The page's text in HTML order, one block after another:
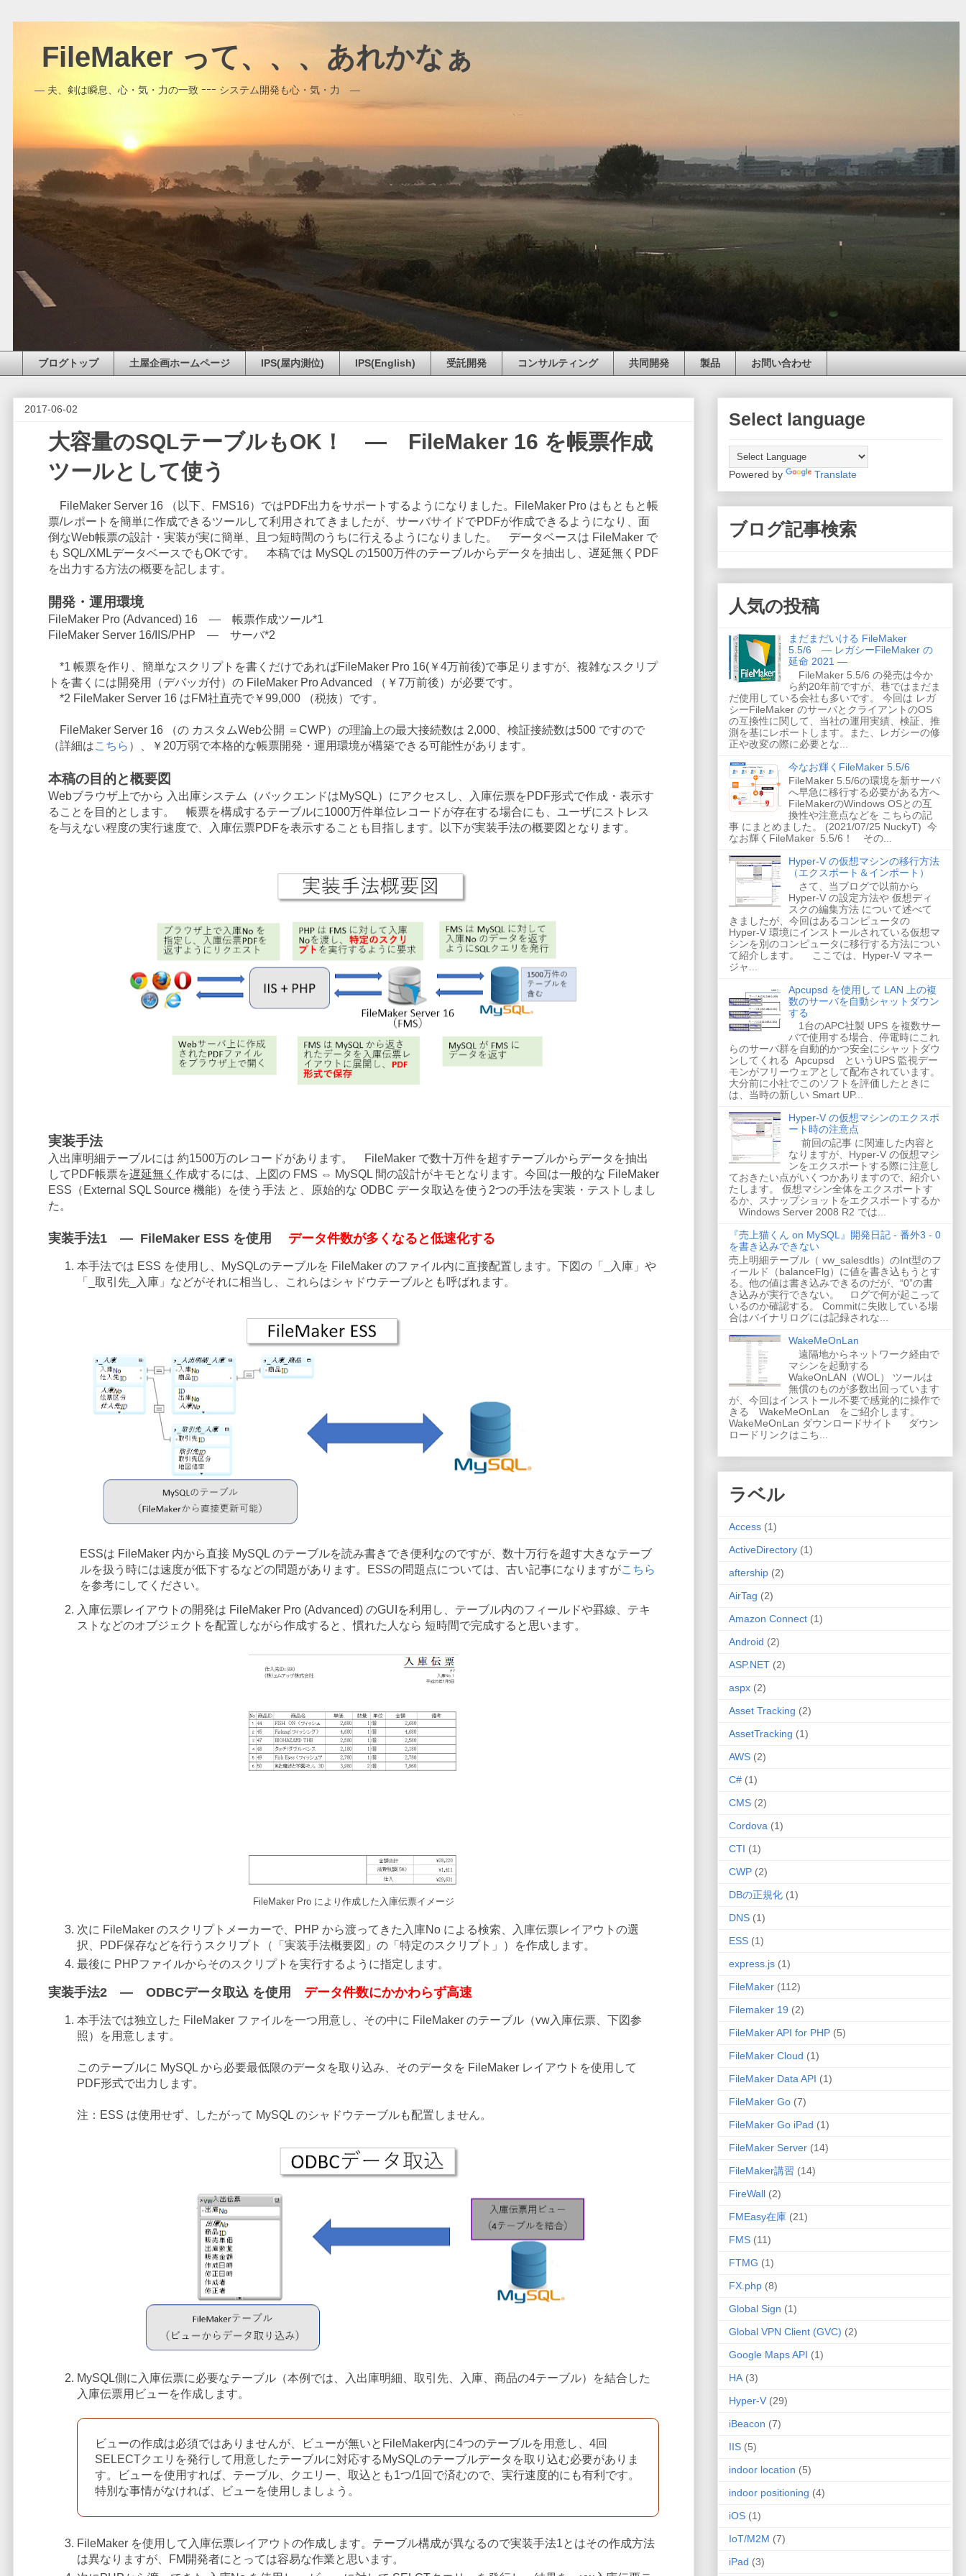
FileMaker って、、、あれかなぁ
― 夫、剣は瞬息、心・気・力の一致 ｰｰｰ システム開発も心・気・力 ―
ブログトップ 土屋企画ホームページ IPS(屋内測位) IPS(English) 受託開発 コンサルティング 共同開発 製品 お問い合わせ
2017-06-02
大容量のSQLテーブルもOK！ ― FileMaker 16 を帳票作成
ツールとして使う
FileMaker Server 16 （以下、FMS16）ではPDF出力をサポートするようになりました。FileMaker Pro はもともと帳
票/レポートを簡単に作成できるツールして利用されてきましたが、サーバサイドでPDFが作成できるようになり、面
倒なWeb帳票の設計・実装が実に簡単、且つ短時間のうちに行えるようになりました。 データベースは FileMaker で
も SQL/XMLデータベースでもOKです。 本稿では MySQL の1500万件のテーブルからデータを抽出し、遅延無くPDF
を出力する方法の概要を記します。
開発・運用環境
FileMaker Pro (Advanced) 16 ― 帳票作成ツール*1
FileMaker Server 16/IIS/PHP ― サーバ*2
*1 帳票を作り、簡単なスクリプトを書くだけであればFileMaker Pro 16(￥4万前後)で事足りますが、複雑なスクリプ
トを書くには開発用（デバッガ付）の FileMaker Pro Advanced （￥7万前後）が必要です。
*2 FileMaker Server 16 はFM社直売で￥99,000 （税抜）です。
FileMaker Server 16 （の カスタムWeb公開 ＝CWP）の理論上の最大接続数は 2,000、検証接続数は500 ですので
（詳細はこちら ）、￥20万弱で本格的な帳票開発・運用環境が構築できる可能性があります。
本稿の目的と概要図
Webブラウザ上でから 入出庫システム（バックエンドはMySQL）にアクセスし、入庫伝票をPDF形式で作成・表示す
ることを目的とします。 帳票を構成するテーブルに1000万件単位レコードが存在する場合にも、ユーザにストレス
を与えない程度の実行速度で、入庫伝票PDFを表示することも目指します。以下が実装手法の概要図となります。
実装手法
入出庫明細テーブルには 約1500万のレコードがあります。 FileMaker で数十万件を超すテーブルからデータを抽出
してPDF帳票を遅延無く 作成するには、上図の FMS ⇔ MySQL 間の設計がキモとなります。今回は一般的な FileMaker
ESS（External SQL Source 機能）を使う手法 と、原始的な ODBC データ取込を使う2つの手法を実装・テストしまし
た。
実装手法1 ― FileMaker ESS を使用 データ件数が多くなると低速化する
本手法では ESS を使用し、MySQLのテーブルを FileMaker のファイル内に直接配置します。下図の「_入庫」や
「_取引先_入庫」などがそれに相当し、これらはシャドウテーブルとも呼ばれます。
ESSは FileMaker 内から直接 MySQL のテーブルを読み書きでき便利なのですが、数十万行を超す大きなテーブ
ルを扱う時には速度が低下するなどの問題があります。ESSの問題点については、古い記事になりますがこちら
を参考にしてください。
入庫伝票レイアウトの開発は FileMaker Pro (Advanced) のGUIを利用し、テーブル内のフィールドや罫線、テキ
ストなどのオブジェクトを配置しながら作成すると、慣れた人なら 短時間で完成すると思います。
FileMaker Pro により作成した入庫伝票イメージ
次に FileMaker のスクリプトメーカーで、PHP から渡ってきた入庫No による検索、入庫伝票レイアウトの選
択、PDF保存などを行うスクリプト（「実装手法概要図」の「特定のスクリプト」）を作成します。
最後に PHPファイルからそのスクリプトを実行するように指定します。
実装手法2 ― ODBCデータ取込 を使用 データ件数にかかわらず高速
本手法では独立した FileMaker ファイルを一つ用意し、その中に FileMaker のテーブル（vw入庫伝票、下図参
照）を用意します。
このテーブルに MySQL から必要最低限のデータを取り込み、そのデータを FileMaker レイアウトを使用して
PDF形式で出力します。
注：ESS は使用せず、したがって MySQL のシャドウテーブルも配置しません。
MySQL側に入庫伝票に必要なテーブル（本例では、入出庫明細、取引先、入庫、商品の4テーブル）を結合した
入庫伝票用ビューを作成します。
ビューの作成は必須ではありませんが、ビューが無いとFileMaker内に4つのテーブルを用意し、4回
SELECTクエリを発行して用意したテーブルに対応するMySQLのテーブルデータを取り込む必要がありま
す。ビューを使用すれば、テーブル、クエリー、取込とも1つ/1回で済むので、実行速度的にも有利です。
特別な事情がなければ、ビューを使用しましょう。
FileMaker を使用して入庫伝票レイアウトの作成します。テーブル構成が異なるので実装手法1とはその作成方法
は異なりますが、FM開発者にとっては容易な作業と思います。
Select language
Powered by Translate
ブログ記事検索
人気の投稿
まだまだいける FileMaker
5.5/6 ― レガシーFileMaker の
延命 2021 ―
FileMaker 5.5/6 の発売は今か
ら約20年前ですが、巷ではまだま
だ使用している会社も多いです。 今回は レガ
シーFileMaker のサーバとクライアントのOS
の互換性に関して、当社の運用実績、検証、推
測を基にレポートします。また、レガシーの修
正や改変の際に必要とな...
今なお輝くFileMaker 5.5/6
FileMaker 5.5/6の環境を新サーバ
へ早急に移行する必要がある方へ
FileMakerのWindows OSとの互
換性や注意点などを こちらの記
事 にまとめました。 (2021/07/25 NuckyT) 今
なお輝くFileMaker 5.5/6！ その...
Hyper-V の仮想マシンの移行方法
（エクスポート＆インポート）
さて、当ブログで以前から
Hyper-V の設定方法や 仮想ディ
スクの編集方法 について述べて
きましたが、今回はあるコンピュータの
Hyper-V 環境にインストールされている仮想マ
シンを別のコンピュータに移行する方法につい
て紹介します。 ここでは、Hyper-V マネー
ジャ...
Apcupsd を使用して LAN 上の複
数のサーバを自動シャットダウン
する
1台のAPC社製 UPS を複数サー
バで使用する場合、停電時にこれ
らのサーバ群を自動的かつ安全にシャットダウ
ンしてくれる Apcupsd というUPS 監視デー
モンがフリーウェアとして配布されています。
大分前に小社でこのソフトを評価したときに
は、当時の新しい Smart UP...
Hyper-V の仮想マシンのエクスポ
ート時の注意点
前回の記事 に関連した内容と
なりますが、Hyper-V の仮想マシ
ンをエクスポートする際に注意し
ておきたい点がいくつかありますので、紹介い
たします。 仮想マシン全体をエクスポートす
るか、スナップショットをエクスポートするか
Windows Server 2008 R2 では...
『売上猫くん on MySQL』開発日記 - 番外3 - 0
を書き込みできない
売上明細テーブル（ vw_salesdtls）のInt型のフ
ィールド（balanceFlg）に値を書き込もうとす
る。他の値は書き込みできるのだが、“0”の書
き込みが実行できない。 ログで何が起こって
いるのか確認する。 Commitに失敗している場
合はバイナリログには記録されな...
WakeMeOnLan
遠隔地からネットワーク経由で
マシンを起動する
WakeOnLAN（WOL） ツールは
無償のものが多数出回っています
が、今回はインストール不要で感覚的に操作で
きる WakeMeOnLan をご紹介します。
WakeMeOnLan ダウンロードサイト ダウン
ロードリンクはこち...
ラベル
Access (1)
ActiveDirectory (1)
aftership (2)
AirTag (2)
Amazon Connect (1)
Android (2)
ASP.NET (2)
aspx (2)
Asset Tracking (2)
AssetTracking (1)
AWS (2)
C# (1)
CMS (2)
Cordova (1)
CTI (1)
CWP (2)
DBの正規化 (1)
DNS (1)
ESS (1)
express.js (1)
FileMaker (112)
Filemaker 19 (2)
FileMaker API for PHP (5)
FileMaker Cloud (1)
FileMaker Data API (1)
FileMaker Go (7)
FileMaker Go iPad (1)
FileMaker Server (14)
FileMaker講習 (14)
FireWall (2)
FMEasy在庫 (21)
FMS (11)
FTMG (1)
FX.php (8)
Global Sign (1)
Global VPN Client (GVC) (2)
Google Maps API (1)
HA (3)
Hyper-V (29)
iBeacon (7)
IIS (5)
indoor location (5)
indoor positioning (4)
iOS (1)
IoT/M2M (7)
iPad (3)